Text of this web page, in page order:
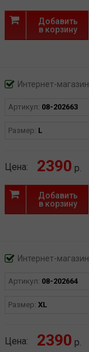
Добавить
в корзину
Интернет-магазин
Артикул: 08-202663
Размер: L
Цена: 2390 р.
Добавить
в корзину
Интернет-магазин
Артикул: 08-202664
Размер: XL
Цена: 2390 р.